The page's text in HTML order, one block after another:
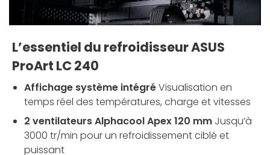
L’essentiel du refroidisseur ASUS
ProArt LC 240
Affichage système intégréVisualisation en
temps réel des températures, charge et vitesses
2 ventilateurs Alphacool Apex 120 mm Jusqu’à
3000 tr/min pour un refroidissement ciblé et
puissant